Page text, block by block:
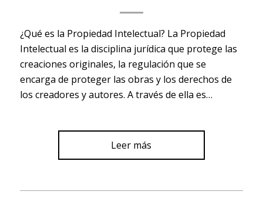
¿Qué es la Propiedad Intelectual? La Propiedad
Intelectual es la disciplina jurídica que protege las
creaciones originales, la regulación que se
encarga de proteger las obras y los derechos de
los creadores y autores. A través de ella es…
Leer más